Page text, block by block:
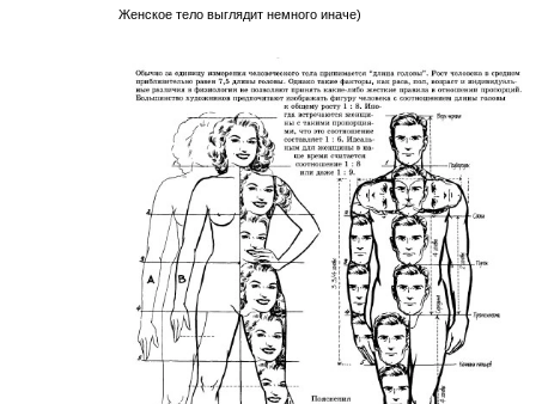
Женское тело выглядит немного иначе)